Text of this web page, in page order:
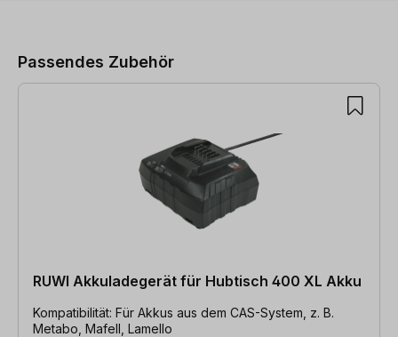
Passendes Zubehör
RUWI Akkuladegerät für Hubtisch 400 XL Akku
Kompatibilität: Für Akkus aus dem CAS-System, z. B.
Metabo, Mafell, Lamello